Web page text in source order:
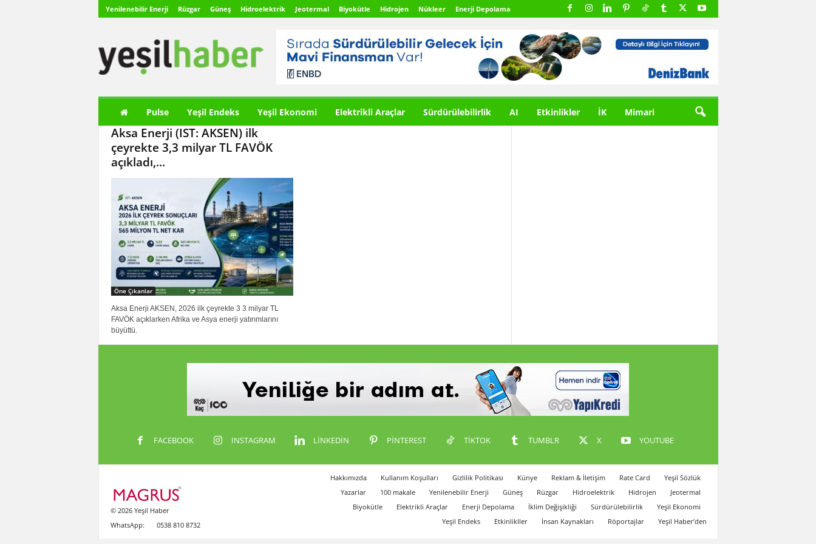
Yenilenebilir Enerji Rüzgar Güneş Hidroelektrik Jeotermal Biyokütle Hidrojen Nükleer Enerji Depolama
ş
Pulse Yeşil Endeks Yeşil Ekonomi Elektrikli Araçlar Sürdürülebilirlik AI Etkinlikler İK Mimari
Aksa Enerji (IST: AKSEN) ilk
çeyrekte 3,3 milyar TL FAVÖK
açıkladı,...
Öne Çıkanlar
Aksa Enerji AKSEN, 2026 ilk çeyrekte 3 3 milyar TL
FAVÖK açıklarken Afrika ve Asya enerji yatırımlarını
büyüttü.
FACEBOOK INSTAGRAM LINKEDIN PINTEREST TIKTOK TUMBLR X YOUTUBE
Hakkımızda Kullanım Koşulları Gizlilik Politikası Künye Reklam & İletişim Rate Card
Yeşil Sözlük
Yazarlar
100 makale Yenilenebilir Enerji Güneş Rüzgar Hidroelektrik Hidrojen
Jeotermal
Biyokütle
Elektrikli Araçlar Enerji Depolama İklim Değişikliği Sürdürülebilirlik
Yeşil Ekonomi
Yeşil Endeks
Etkinlikller İnsan Kaynakları Röportajlar Yeşil Haber’den
© 2026 Yeşil Haber
WhatsApp:
0538 810 8732